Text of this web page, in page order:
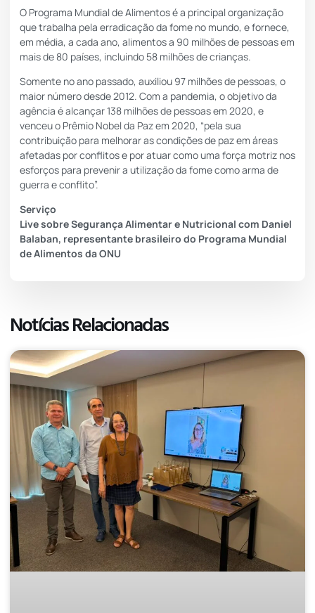
O Programa Mundial de Alimentos é a principal organização
que trabalha pela erradicação da fome no mundo, e fornece,
em média, a cada ano, alimentos a 90 milhões de pessoas em
mais de 80 países, incluindo 58 milhões de crianças.
Somente no ano passado, auxiliou 97 milhões de pessoas, o
maior número desde 2012. Com a pandemia, o objetivo da
agência é alcançar 138 milhões de pessoas em 2020, e
venceu o Prêmio Nobel da Paz em 2020, “pela sua
contribuição para melhorar as condições de paz em áreas
afetadas por conflitos e por atuar como uma força motriz nos
esforços para prevenir a utilização da fome como arma de
guerra e conflito”.
Serviço
Live sobre Segurança Alimentar e Nutricional com Daniel
Balaban, representante brasileiro do Programa Mundial
de Alimentos da ONU
Notícias Relacionadas